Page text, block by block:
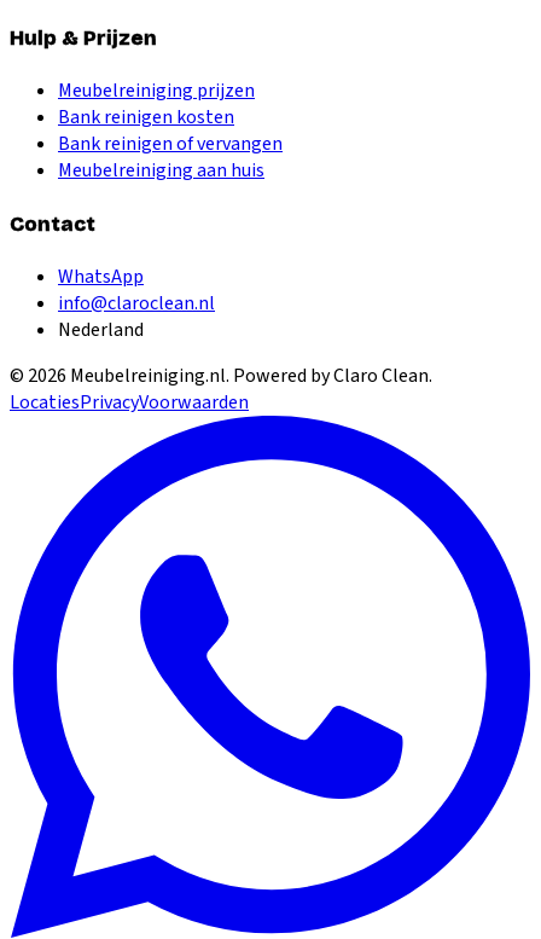
Hulp & Prijzen
Meubelreiniging prijzen
Bank reinigen kosten
Bank reinigen of vervangen
Meubelreiniging aan huis
Contact
WhatsApp
info@claroclean.nl
Nederland
© 2026 Meubelreiniging.nl. Powered by Claro Clean.
LocatiesPrivacyVoorwaarden